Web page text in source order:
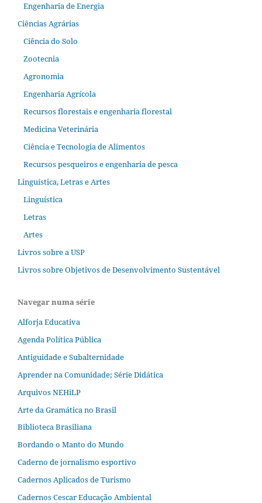
Engenharia de Energia
Ciências Agrárias
Ciência do Solo
Zootecnia
Agronomia
Engenharia Agrícola
Recursos florestais e engenharia florestal
Medicina Veterinária
Ciência e Tecnologia de Alimentos
Recursos pesqueiros e engenharia de pesca
Linguística, Letras e Artes
Linguística
Letras
Artes
Livros sobre a USP
Livros sobre Objetivos de Desenvolvimento Sustentável
Navegar numa série
Alforja Educativa
Agenda Política Pública
Antiguidade e Subalternidade
Aprender na Comunidade; Série Didática
Arquivos NEHiLP
Arte da Gramática no Brasil
Biblioteca Brasiliana
Bordando o Manto do Mundo
Caderno de jornalismo esportivo
Cadernos Aplicados de Turismo
Cadernos Cescar Educação Ambiental